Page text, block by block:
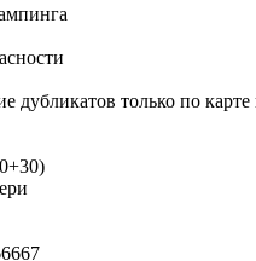
дубликатов только по карте